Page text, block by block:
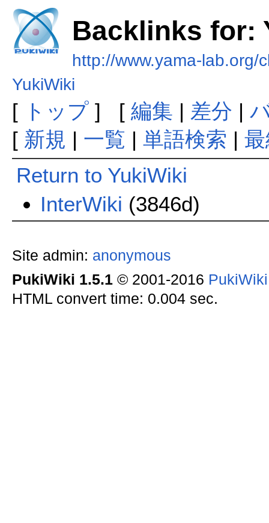
Backlinks for:
http://www.yama-lab.org/
YukiWiki
[ トップ] [ 編集 | 差分 |
[ 新規 | 一覧 | 単語検索 |
Return to YukiWiki
InterWiki (3846d)
Site admin: anonymous
PukiWiki 1.5.1© 2001-2016
HTML convert time: 0.004 sec.